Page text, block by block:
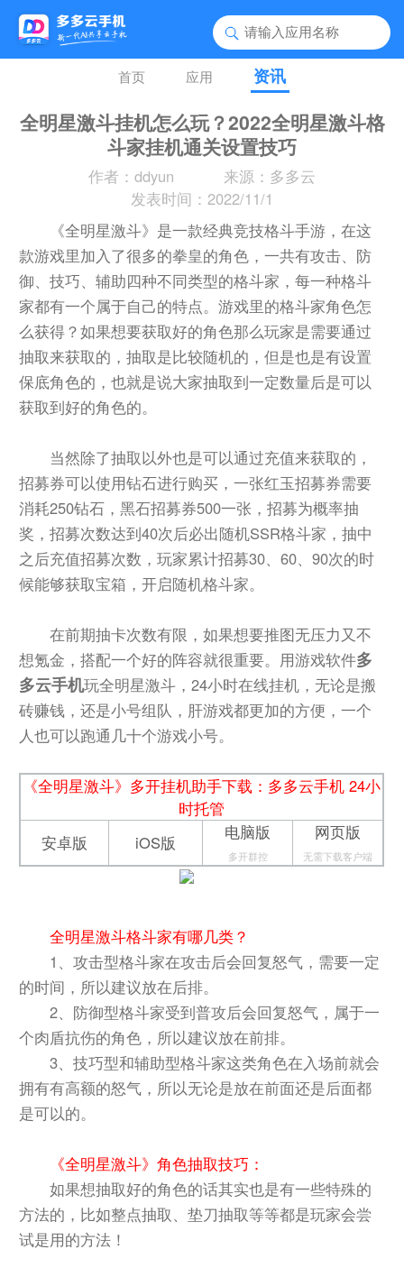
首页 应用 资讯
全明星激斗挂机怎么玩？2022全明星激斗格
斗家挂机通关设置技巧
作者：ddyun
来源：多多云
发表时间：2022/11/1
《全明星激斗》是一款经典竞技格斗手游，在这
款游戏里加入了很多的拳皇的角色，一共有攻击、防
御、技巧、辅助四种不同类型的格斗家，每一种格斗
家都有一个属于自己的特点。游戏里的格斗家角色怎
么获得？如果想要获取好的角色那么玩家是需要通过
抽取来获取的，抽取是比较随机的，但是也是有设置
保底角色的，也就是说大家抽取到一定数量后是可以
获取到好的角色的。
当然除了抽取以外也是可以通过充值来获取的，
招募券可以使用钻石进行购买，一张红玉招募券需要
消耗250钻石，黑石招募券500一张，招募为概率抽
奖，招募次数达到40次后必出随机SSR格斗家，抽中
之后充值招募次数，玩家累计招募30、60、90次的时
候能够获取宝箱，开启随机格斗家。
在前期抽卡次数有限，如果想要推图无压力又不
想氪金，搭配一个好的阵容就很重要。用游戏软件多
多云手机玩全明星激斗，24小时在线挂机，无论是搬
砖赚钱，还是小号组队，肝游戏都更加的方便，一个
人也可以跑通几十个游戏小号。
《全明星激斗》多开挂机助手下载：多多云手机 24小
时托管
安卓版
iOS版 电脑版
多开群控
网页版
无需下载客户端
全明星激斗格斗家有哪几类？
1、攻击型格斗家在攻击后会回复怒气，需要一定
的时间，所以建议放在后排。
2、防御型格斗家受到普攻后会回复怒气，属于一
个肉盾抗伤的角色，所以建议放在前排。
3、技巧型和辅助型格斗家这类角色在入场前就会
拥有有高额的怒气，所以无论是放在前面还是后面都
是可以的。
《全明星激斗》角色抽取技巧：
如果想抽取好的角色的话其实也是有一些特殊的
方法的，比如整点抽取、垫刀抽取等等都是玩家会尝
试是用的方法！